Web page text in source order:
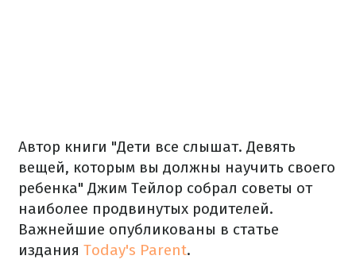
Автор книги "Дети все слышат. Девять
вещей, которым вы должны научить своего
ребенка" Джим Тейлор собрал советы от
наиболее продвинутых родителей.
Важнейшие опубликованы в статье
издания Today's Parent.